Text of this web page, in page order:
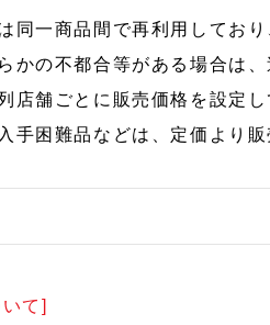
同一商品間で再利用してお
かの不都合等がある場合は
店舗ごとに販売価格を設定
手困難品などは、定価より
て]